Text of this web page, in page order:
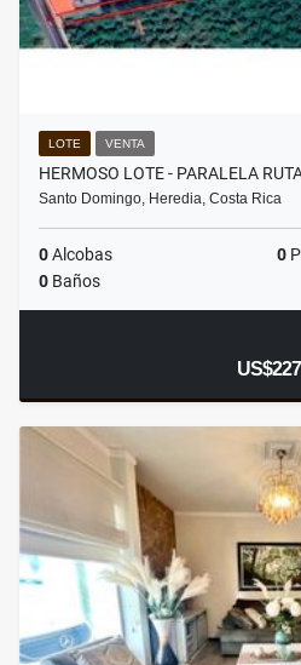
LOTE VENTA
HERMOSO LOTE - PARALELA
Santo Domingo, Heredia, Costa Rica
0Alcobas 0
0 Baños